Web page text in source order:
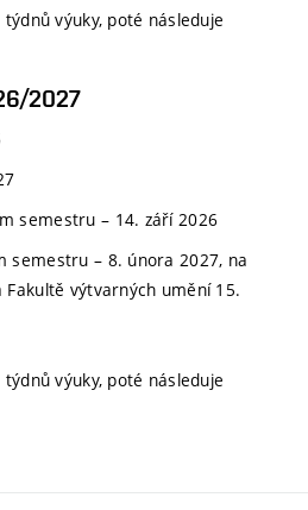
výuky, poté následuje
2027
semestru – 14. září 2026
semestru – 8. února 2027, na
výtvarných umění 15.
výuky, poté následuje